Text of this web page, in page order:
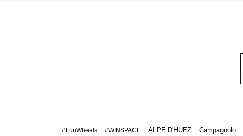
#LunWheels #WINSPACE ALPE D'HUEZ Campagnolo